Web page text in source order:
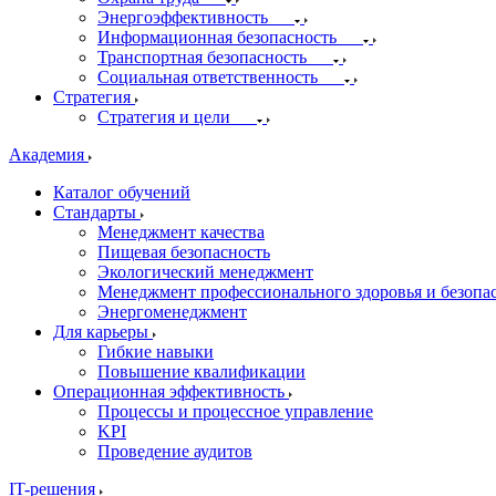
Энергоэффективность
Информационная безопасность
Транспортная безопасность
Социальная ответственность
Стратегия
Стратегия и цели
Академия
Каталог обучений
Стандарты
Менеджмент качества
Пищевая безопасность
Экологический менеджмент
Менеджмент профессионального здоровья и
Энергоменеджмент
Для карьеры
Гибкие навыки
Повышение квалификации
Операционная эффективность
Процессы и процессное управление
KPI
Проведение аудитов
IT-решения